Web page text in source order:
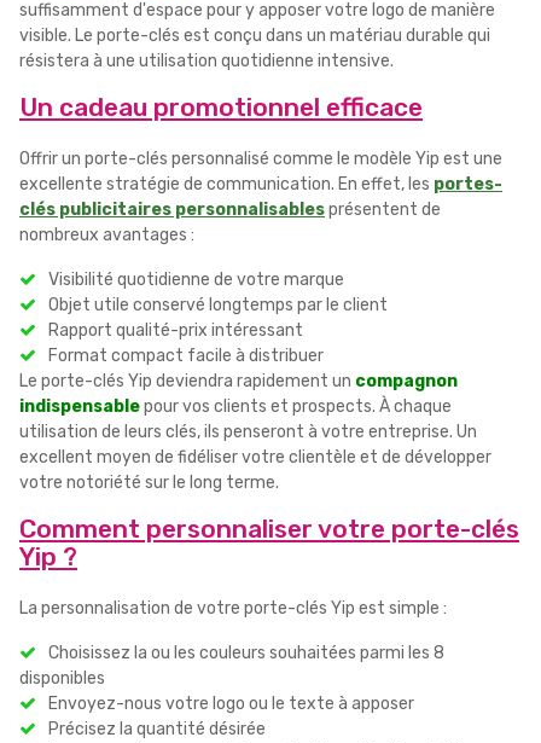
suffisamment d'espace pour y apposer votre logo de manière
visible. Le porte-clés est conçu dans un matériau durable qui
résistera à une utilisation quotidienne intensive.
Un cadeau promotionnel efficace
Offrir un porte-clés personnalisé comme le modèle Yip est une
excellente stratégie de communication. En effet, les portes-
clés publicitaires personnalisablesprésentent de
nombreux avantages :
Visibilité quotidienne de votre marque
Objet utile conservé longtemps par le client
Rapport qualité-prix intéressant
Format compact facile à distribuer
Le porte-clés Yip deviendra rapidement un compagnon
indispensablepour vos clients et prospects. À chaque
utilisation de leurs clés, ils penseront à votre entreprise. Un
excellent moyen de fidéliser votre clientèle et de développer
votre notoriété sur le long terme.
Comment personnaliser votre porte-clés
Yip ?
La personnalisation de votre porte-clés Yip est simple :
Choisissez la ou les couleurs souhaitées parmi les 8
disponibles
Envoyez-nous votre logo ou le texte à apposer
Précisez la quantité désirée